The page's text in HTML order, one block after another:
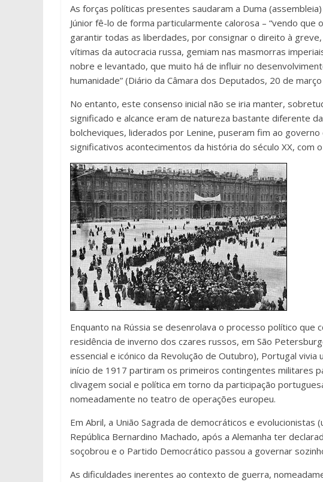
As forças políticas presentes saudaram a Duma
Júnior fê-lo de forma particularmente calorosa – “vendo
garantir todas as liberdades, por consignar o direito à
vítimas da autocracia russa, gemiam nas masmorras
nobre e levantado, que muito há de influir no
humanidade” (Diário da Câmara dos Deputados, 20 de
No entanto, este consenso inicial não se iria manter,
significado e alcance eram de natureza bastante diferente
bolcheviques, liderados por Lenine, puseram fim ao
significativos acontecimentos da história do século XX, com
Enquanto na Rússia se desenrolava o processo político que
residência de inverno dos czares russos, em São
essencial e icónico da Revolução de Outubro), Portugal
início de 1917 partiram os primeiros contingentes militares
clivagem social e política em torno da participação
nomeadamente no teatro de operações europeu.
Em Abril, a União Sagrada de democráticos e evolucionistas
República Bernardino Machado, após a Alemanha ter
soçobrou e o Partido Democrático passou a governar
As dificuldades inerentes ao contexto de guerra,